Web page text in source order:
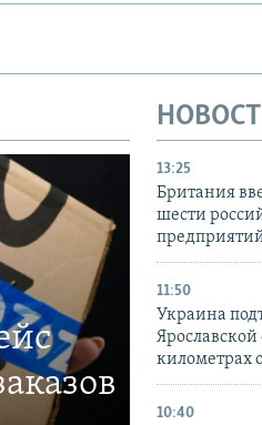
13:25
Британия
шести
11:50
Украина
Ярославской
километрах
10:40